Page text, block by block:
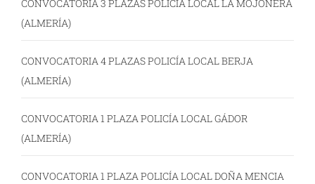
CONVOCATORIA 3 PLAZAS POLICÍA LOCAL LA MOJONERA
(ALMERÍA)
CONVOCATORIA 4 PLAZAS POLICÍA LOCAL BERJA
(ALMERÍA)
CONVOCATORIA 1 PLAZA POLICÍA LOCAL GÁDOR
(ALMERÍA)
CONVOCATORIA 1 PLAZA POLICÍA LOCAL DOÑA MENCIA